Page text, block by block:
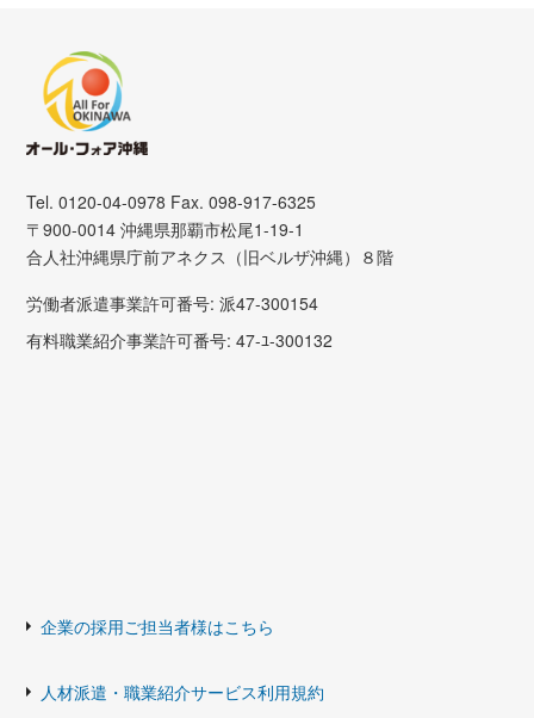
Tel. 0120-04-0978 Fax. 098-917-6325
〒900-0014 沖縄県那覇市松尾1-19-1
合人社沖縄県庁前アネクス（旧ベルザ沖縄）８階
労働者派遣事業許可番号: 派47-300154
有料職業紹介事業許可番号: 47-ﾕ-300132
企業の採用ご担当者様はこちら
人材派遣・職業紹介サービス利用規約